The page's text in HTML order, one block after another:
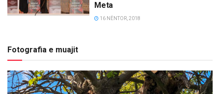
Meta
16 NËNTOR, 2018
Fotografia e muajit